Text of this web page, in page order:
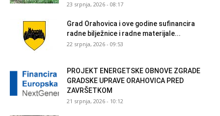
23 srpnja, 2026 - 08:17
Grad Orahovica i ove godine sufinancira
radne bilježnice i radne materijale...
22 srpnja, 2026 - 09:53
PROJEKT ENERGETSKE OBNOVE ZGRADE
GRADSKE UPRAVE ORAHOVICA PRED
ZAVRŠETKOM
21 srpnja, 2026 - 10:12